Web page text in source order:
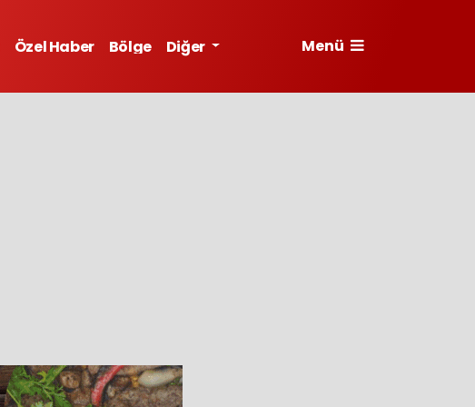
Özel Haber Bölge Diğer Menü